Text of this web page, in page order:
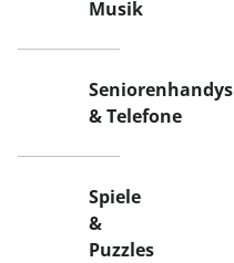
Musik
Seniorenhandys
& Telefone
Spiele
&
Puzzles